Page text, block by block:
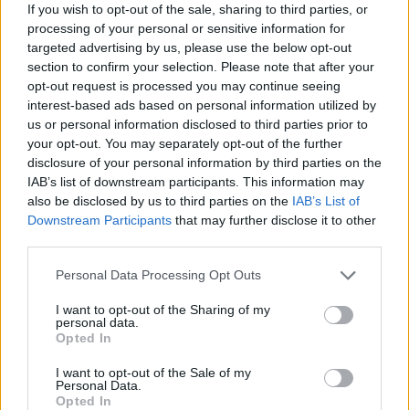
If you wish to opt-out of the sale, sharing to third parties, or
processing of your personal or sensitive information for
targeted advertising by us, please use the below opt-out
section to confirm your selection. Please note that after your
opt-out request is processed you may continue seeing
interest-based ads based on personal information utilized by
us or personal information disclosed to third parties prior to
your opt-out. You may separately opt-out of the further
disclosure of your personal information by third parties on the
IAB’s list of downstream participants. This information may
also be disclosed by us to third parties on the IAB’s List of
Downstream Participants that may further disclose it to other
Please note that this website/app uses one or more Google
not limited to your visit or usage behaviour. You may click to
grant or deny consent to Google and its third-party tags to
use your data for below specified purposes in below Google
consent section.
Personal Data Processing Opt Outs
I want to opt-out of the Sharing of my
personal data.
Opted In
I want to opt-out of the Sale of my
Personal Data.
Opted In
Van úgy, hogy a hiány konstruál meg egy testet, és az
megképződik a szemem előtt, mint valami negatív forma a
térben. Mészöly Andrea ADA című tánckoreográfiájának
nyitóképe egy ilyen különös hiány-testet rajzol ki. Üres térbe
lógatott kockás télikabát. Hatásos, szuggesztív kép.
Embermagasságban lóg, láthatatlan szálakon, mintha egy
pillanattal ezelőtt még viselte volna valaki, aki hirtelen eltűnt,
a kabát pedig itt maradt, egy testre várva (ami viseli, vagy
amit ő viselhet). A táncos (Mészöly Andrea) kezdetben a
kabáttól függetlenül létezik a térben, nem teremt vele fizikai
addig a táncos mozgása horizontális és ismétlődő.
Mozdulatai a talajmozgások elemeiből épülnek: kinyújtott
láb, kúszó mozdulatok, forgás a talaj közelében. A "jelmez"
finom anyagú, virágmintás rövid nadrág és ruha, amitől lesz